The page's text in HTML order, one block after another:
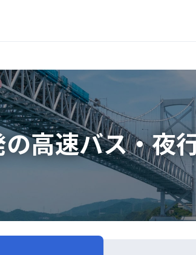
高速バス・夜